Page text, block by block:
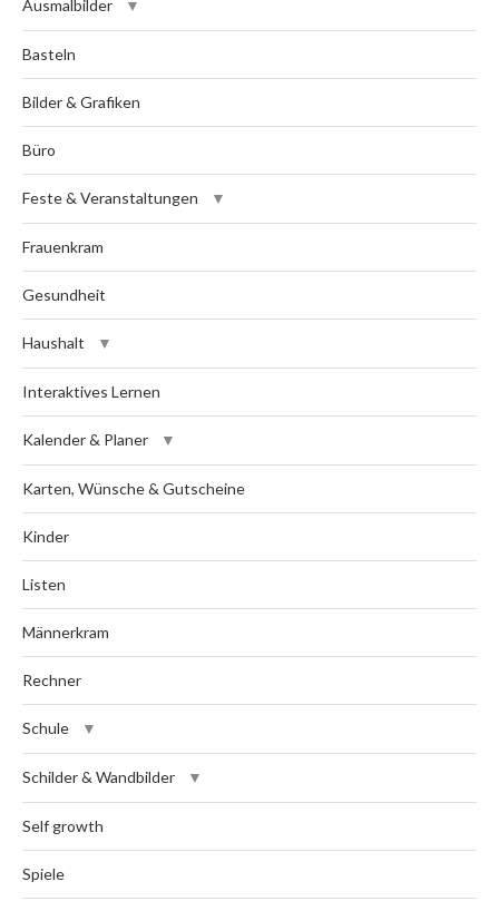
Ausmalbilder
Basteln
Bilder & Grafiken
Büro
Feste & Veranstaltungen
Frauenkram
Gesundheit
Haushalt
Interaktives Lernen
Kalender & Planer
Karten, Wünsche & Gutscheine
Kinder
Listen
Männerkram
Rechner
Schule
Schilder & Wandbilder
Self growth
Spiele